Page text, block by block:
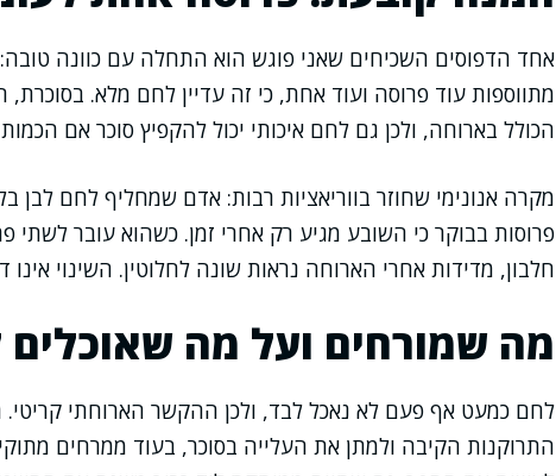
אחד הדפוסים השכיחים שאני פוגש הוא התחלה עם כוונה
מתווספות עוד פרוסה ועוד אחת, כי זה עדיין לחם מלא.
הכולל בארוחה, ולכן גם לחם איכותי יכול להקפיץ סוכר אם
מקרה אנונימי שחוזר בווריאציות רבות: אדם שמחליף לחם לבן
פרוסות בבוקר כי השובע מגיע רק אחרי זמן. כשהוא עובר לשתי
חלבון, מדידות אחרי הארוחה נראות שונה לחלוטין. השינוי
מה שמורחים ועל מה
לחם כמעט אף פעם לא נאכל לבד, ולכן ההקשר הארוחתי קריטי.
התרוקנות הקיבה ולמתן את העלייה בסוכר, בעוד ממרחים